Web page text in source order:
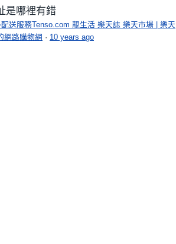
是哪裡有錯
配送服務Tenso.com 靚生活 樂天誌 樂天市場 | 樂天
網路購物網 · 10 years ago